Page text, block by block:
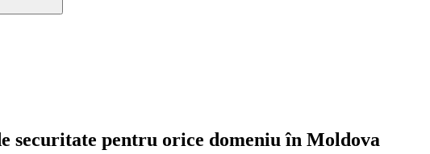
securitate pentru orice domeniu în Moldova